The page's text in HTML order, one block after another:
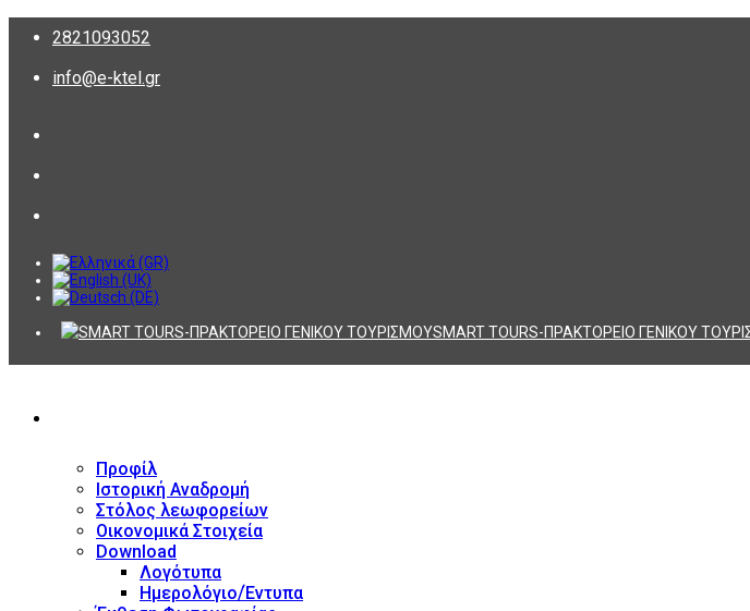
2821093052
info@e-ktel.gr
SMART TOURS-ΠΡΑΚΤΟΡΕΙΟ ΓΕΝΙΚΟΥ
Προφίλ
Ιστορική Αναδρομή
Στόλος λεωφορείων
Οικονομικά Στοιχεία
Download
Λογότυπα
Ημερολόγιο/Έντυπα